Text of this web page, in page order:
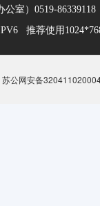
公室）0519-
推荐使用
苏公网安备